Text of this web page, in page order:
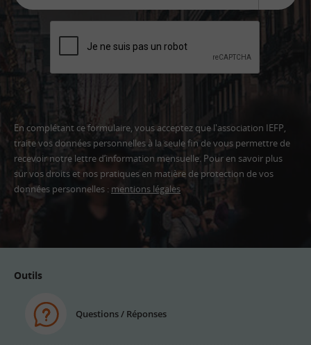
En complétant ce formulaire, vous acceptez que l'association IEFP,
traite vos données personnelles à la seule fin de vous permettre de
recevoir notre lettre d’information mensuelle. Pour en savoir plus
sur vos droits et nos pratiques en matière de protection de vos
données personnelles : mentions légales
Outils
Questions / Réponses